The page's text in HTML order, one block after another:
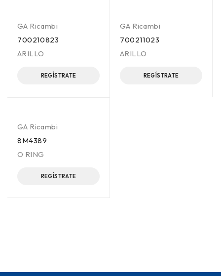
GA Ricambi
700210823
ARILLO
REGÍSTRATE
GA Ricambi
700211023
ARILLO
REGÍSTRATE
GA Ricambi
8M4389
O RING
REGÍSTRATE